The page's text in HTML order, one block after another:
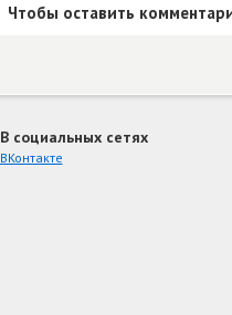
Чтобы оставить
В социальных сетях
ВКонтакте